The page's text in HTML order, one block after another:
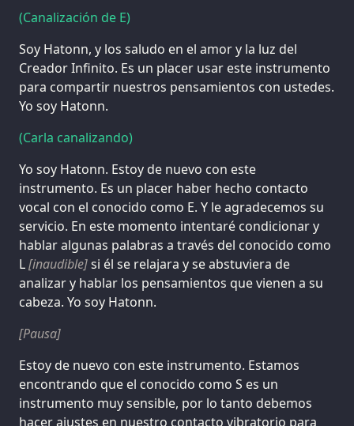
(Canalización de E)
Soy Hatonn, y los saludo en el amor y la luz del
Creador Infinito. Es un placer usar este instrumento
para compartir nuestros pensamientos con ustedes.
Yo soy Hatonn.
(Carla canalizando)
Yo soy Hatonn. Estoy de nuevo con este
instrumento. Es un placer haber hecho contacto
vocal con el conocido como E. Y le agradecemos su
servicio. En este momento intentaré condicionar y
hablar algunas palabras a través del conocido como
L[inaudible]si él se relajara y se abstuviera de
analizar y hablar los pensamientos que vienen a su
cabeza. Yo soy Hatonn.
[Pausa]
Estoy de nuevo con este instrumento. Estamos
encontrando que el conocido como S es un
instrumento muy sensible, por lo tanto debemos
hacer ajustes en nuestro contacto vibratorio para